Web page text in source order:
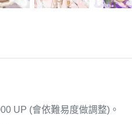
UP (會依難易度做調整)。